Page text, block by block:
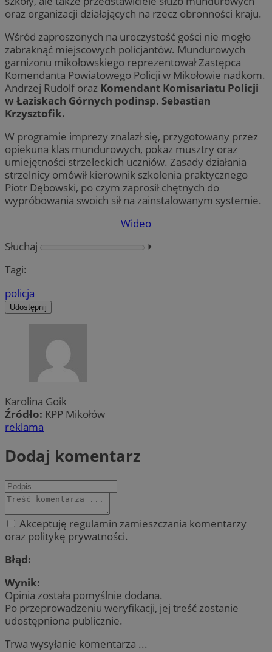
oraz organizacji działających na rzecz obronności kraju.
Wśród zaproszonych na uroczystość gości nie mogło
zabraknąć miejscowych policjantów. Mundurowych
garnizonu mikołowskiego reprezentował Zastępca
Komendanta Powiatowego Policji w Mikołowie nadkom.
Andrzej Rudolf oraz Komendant Komisariatu Policji
w Łaziskach Górnych podinsp. Sebastian
Krzysztofik.
W programie imprezy znalazł się, przygotowany przez
opiekuna klas mundurowych, pokaz musztry oraz
umiejętności strzeleckich uczniów. Zasady działania
strzelnicy omówił kierownik szkolenia praktycznego
Piotr Dębowski, po czym zaprosił chętnych do
wypróbowania swoich sił na zainstalowanym systemie.
Wideo
Słuchaj
⏵︎
Tagi:
policja
Udostępnij
Karolina Goik
Źródło: KPP Mikołów
reklama
Dodaj komentarz
Akceptuję regulamin zamieszczania komentarzy
oraz politykę prywatności.
Błąd:
Wynik:
Opinia została pomyślnie dodana.
Po przeprowadzeniu weryfikacji, jej treść zostanie
udostępniona publicznie.
Trwa wysyłanie komentarza ...